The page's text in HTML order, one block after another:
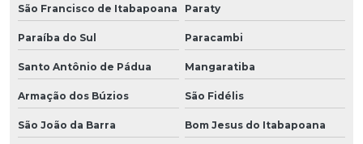
São Francisco de Itabapoana Paraty
Paraíba do Sul Paracambi
Santo Antônio de Pádua Mangaratiba
Armação dos Búzios São Fidélis
São João da Barra Bom Jesus do Itabapoana